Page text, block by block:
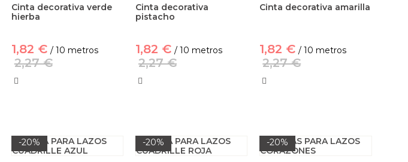
Cinta decorativa verde
hierba
1,82 € / 10 metros
2,27 €
Cinta decorativa
pistacho
1,82 € / 10 metros
2,27 €
Cinta decorativa amarilla
1,82 € / 10 metros
2,27 €
-20% -20% -20%